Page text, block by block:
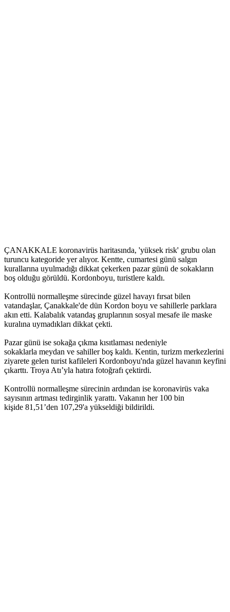
ÇANAKKALE koronavirüs haritasında, 'yüksek risk' grubu olan
turuncu kategoride yer alıyor. Kentte, cumartesi günü salgın
kurallarına uyulmadığı dikkat çekerken pazar günü de sokakların
boş olduğu görüldü. Kordonboyu, turistlere kaldı.
Kontrollü normalleşme sürecinde güzel havayı fırsat bilen
vatandaşlar, Çanakkale'de dün Kordon boyu ve sahillerle parklara
akın etti. Kalabalık vatandaş gruplarının sosyal mesafe ile maske
kuralına uymadıkları dikkat çekti.
Pazar günü ise sokağa çıkma kısıtlaması nedeniyle
sokaklarla meydan ve sahiller boş kaldı. Kentin, turizm merkezlerini
ziyarete gelen turist kafileleri Kordonboyu'nda güzel havanın keyfini
çıkarttı. Troya Atı’yla hatıra fotoğrafı çektirdi.
Kontrollü normalleşme sürecinin ardından ise koronavirüs vaka
sayısının artması tedirginlik yarattı. Vakanın her 100 bin
kişide 81,51’den 107,29'a yükseldiği bildirildi.